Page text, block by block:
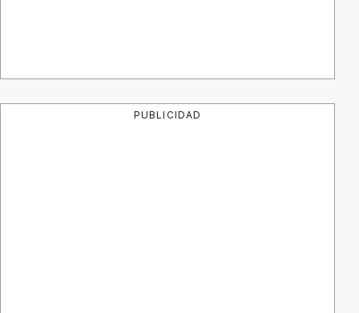
PUBLICIDAD